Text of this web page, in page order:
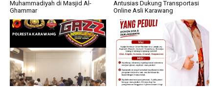
Muhammadiyah di Masjid Al-
Ghammar
Antusias Dukung Transportasi
Online Asli Karawang